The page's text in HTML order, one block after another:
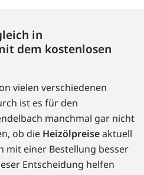
in
dem kostenlosen
vielen verschiedenen
ist es für den
manchmal gar nicht
ob die Heizölpreiseaktuell
mit einer Bestellung besser
Entscheidung helfen